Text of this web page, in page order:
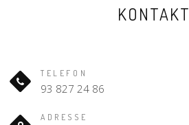
KONTAKT
TELEFON
93 827 24 86
ADRESSE